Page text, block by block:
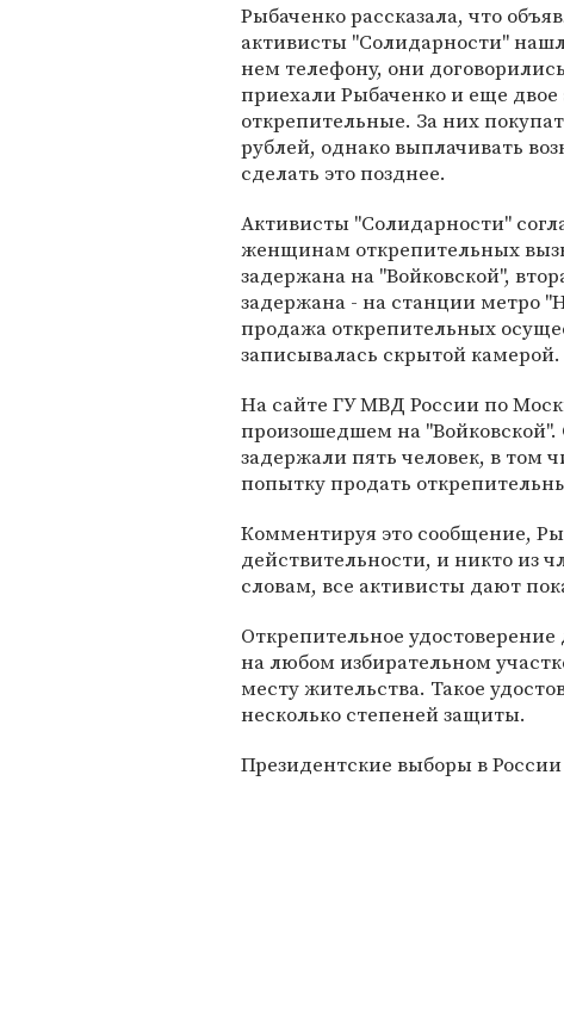
Рыбаченко рассказала, что
активисты "Солидарности"
нем телефону, они
приехали Рыбаченко и еще двое
открепительные. За них
рублей, однако выплачивать
сделать это позднее.
Активисты "Солидарности"
женщинам открепительных
задержана на "Войковской",
задержана - на станции метро
продажа открепительных
записывалась скрытой камерой.
На сайте ГУ МВД России по
произошедшем на
задержали пять человек, в том
попытку продать
Комментируя это сообщение,
действительности, и никто из
словам, все активисты дают
Открепительное
на любом избирательном
месту жительства. Такое
несколько степеней защиты.
Президентские выборы в России